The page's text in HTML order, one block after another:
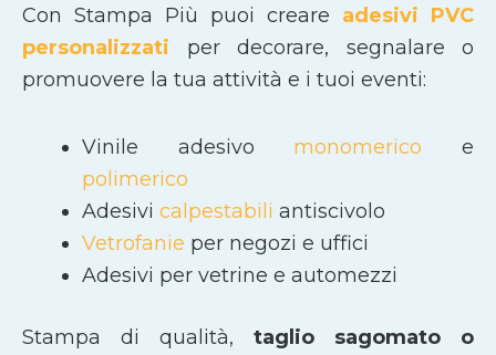
Con Stampa Più puoi creare adesivi PVC
personalizzati per decorare, segnalare o
promuovere la tua attività e i tuoi eventi:
Vinile adesivo monomerico e
polimerico
Adesivi calpestabili antiscivolo
Vetrofanie per negozi e uffici
Adesivi per vetrine e automezzi
Stampa di qualità, taglio sagomato
o